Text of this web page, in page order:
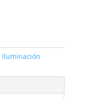
Iluminación